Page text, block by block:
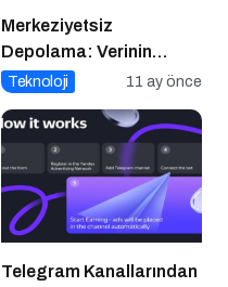
Merkeziyetsiz
Depolama: Verinin
Geleceği Web3 ile
Teknoloji 11 ay önce
Telegram Kanallarından